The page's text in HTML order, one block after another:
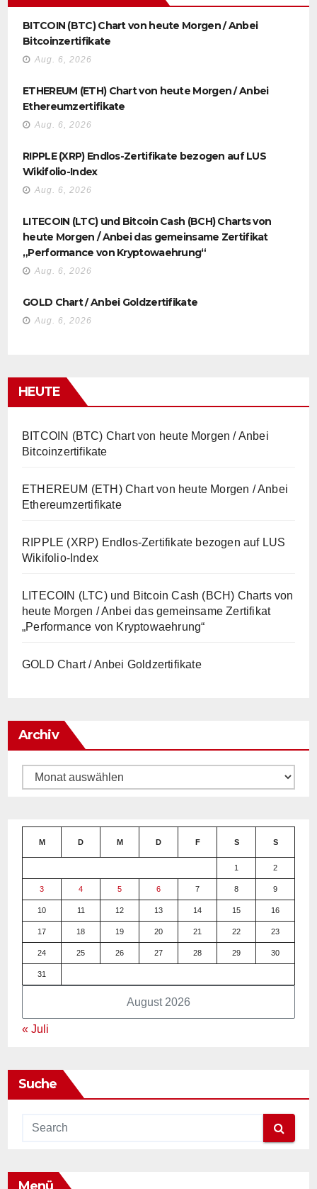
BITCOIN (BTC) Chart von heute Morgen / Anbei
Bitcoinzertifikate
Aug. 6, 2026
ETHEREUM (ETH) Chart von heute Morgen / Anbei
Ethereumzertifikate
Aug. 6, 2026
RIPPLE (XRP) Endlos-Zertifikate bezogen auf LUS
Wikifolio-Index
Aug. 6, 2026
LITECOIN (LTC) und Bitcoin Cash (BCH) Charts von
heute Morgen / Anbei das gemeinsame Zertifikat
„Performance von Kryptowaehrung“
Aug. 6, 2026
GOLD Chart / Anbei Goldzertifikate
Aug. 6, 2026
HEUTE
BITCOIN (BTC) Chart von heute Morgen / Anbei
Bitcoinzertifikate
ETHEREUM (ETH) Chart von heute Morgen / Anbei
Ethereumzertifikate
RIPPLE (XRP) Endlos-Zertifikate bezogen auf LUS
Wikifolio-Index
LITECOIN (LTC) und Bitcoin Cash (BCH) Charts von
heute Morgen / Anbei das gemeinsame Zertifikat
„Performance von Kryptowaehrung“
GOLD Chart / Anbei Goldzertifikate
Archiv
Archiv
August 2026
M D M D F S S
1 2
3 4 5 6 7 8 9
10 11 12 13 14 15 16
17 18 19 20 21 22 23
24 25 26 27 28 29 30
31
« Juli
Suche